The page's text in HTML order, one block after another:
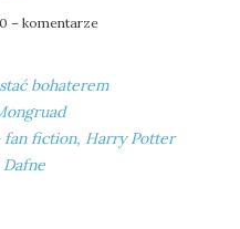
– komentarze
bohaterem
fan fiction, Harry Potter
Dafne